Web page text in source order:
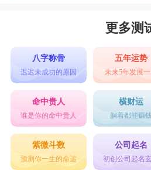
更多测
八字称骨
迟迟未成功的原因
五年运势
未来5年发展
命中贵人
谁是你的命中贵人
横财运
躺着都能赚
紫微斗数
预测你一生的命运
公司起名
初创公司起名